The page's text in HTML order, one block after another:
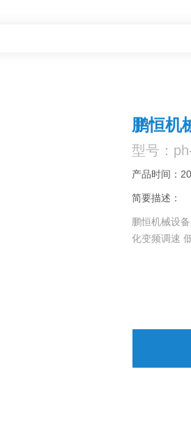
鹏恒机
型号：
产品时间：
简要描述：
鹏恒机械设
化变频调速